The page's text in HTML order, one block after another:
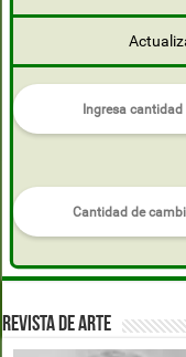
REVISTA DE ARTE